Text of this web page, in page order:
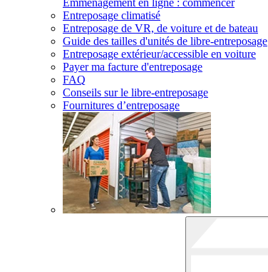
Entreposage climatisé
Entreposage de VR, de voiture et de bateau
Guide des tailles d'unités de libre-entreposage
Entreposage extérieur/accessible en voiture
Payer ma facture d'entreposage
FAQ
Conseils sur le libre-entreposage
Fournitures d’entreposage